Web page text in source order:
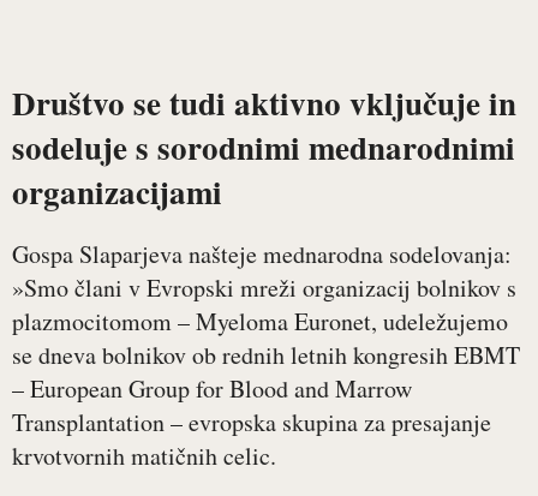
Društvo se tudi aktivno vključuje in
sodeluje s sorodnimi mednarodnimi
organizacijami
Gospa Slaparjeva našteje mednarodna sodelovanja:
»Smo člani v Evropski mreži organizacij bolnikov s
plazmocitomom – Myeloma Euronet, udeležujemo
se dneva bolnikov ob rednih letnih kongresih EBMT
– European Group for Blood and Marrow
Transplantation – evropska skupina za presajanje
krvotvornih matičnih celic.